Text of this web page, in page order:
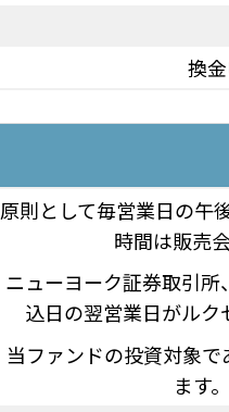
換
原則として毎営業日の午
時間は販売
ニューヨーク証券取引
込日の翌営業日がル
当ファンドの投資対象
ます